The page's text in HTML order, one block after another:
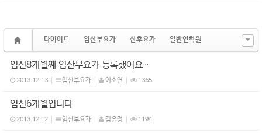
다이어트 임산부요가 산후요가 일반인학원
임신8개월째 임산부요가 등록했어요~
2013.12.13 임산부요가 이소연 1365
임신6개월입니다
2013.12.12 임산부요가 김윤정 1194